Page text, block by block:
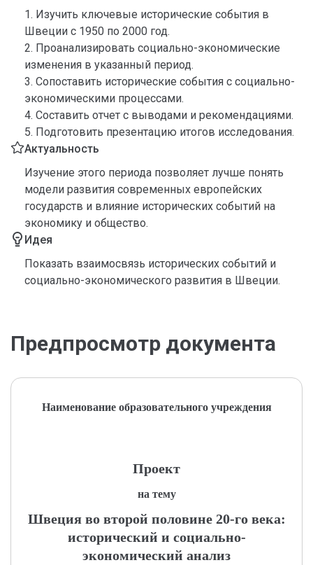
1. Изучить ключевые исторические события в
Швеции с 1950 по 2000 год.
2. Проанализировать социально-экономические
изменения в указанный период.
3. Сопоставить исторические события с социально-
экономическими процессами.
4. Составить отчет с выводами и рекомендациями.
5. Подготовить презентацию итогов исследования.
Актуальность
Изучение этого периода позволяет лучше понять
модели развития современных европейских
государств и влияние исторических событий на
экономику и общество.
Идея
Показать взаимосвязь исторических событий и
социально-экономического развития в Швеции.
Предпросмотр документа
Наименование образовательного учреждения
Проект
на тему
Швеция во второй половине 20-го века:
исторический и социально-
экономический анализ